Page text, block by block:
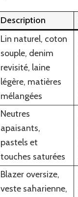
Description
Lin naturel, coton
souple, denim
revisité, laine
légère, matières
mélangées
Neutres
apaisants,
pastels et
touches saturées
Blazer oversize,
veste saharienne,